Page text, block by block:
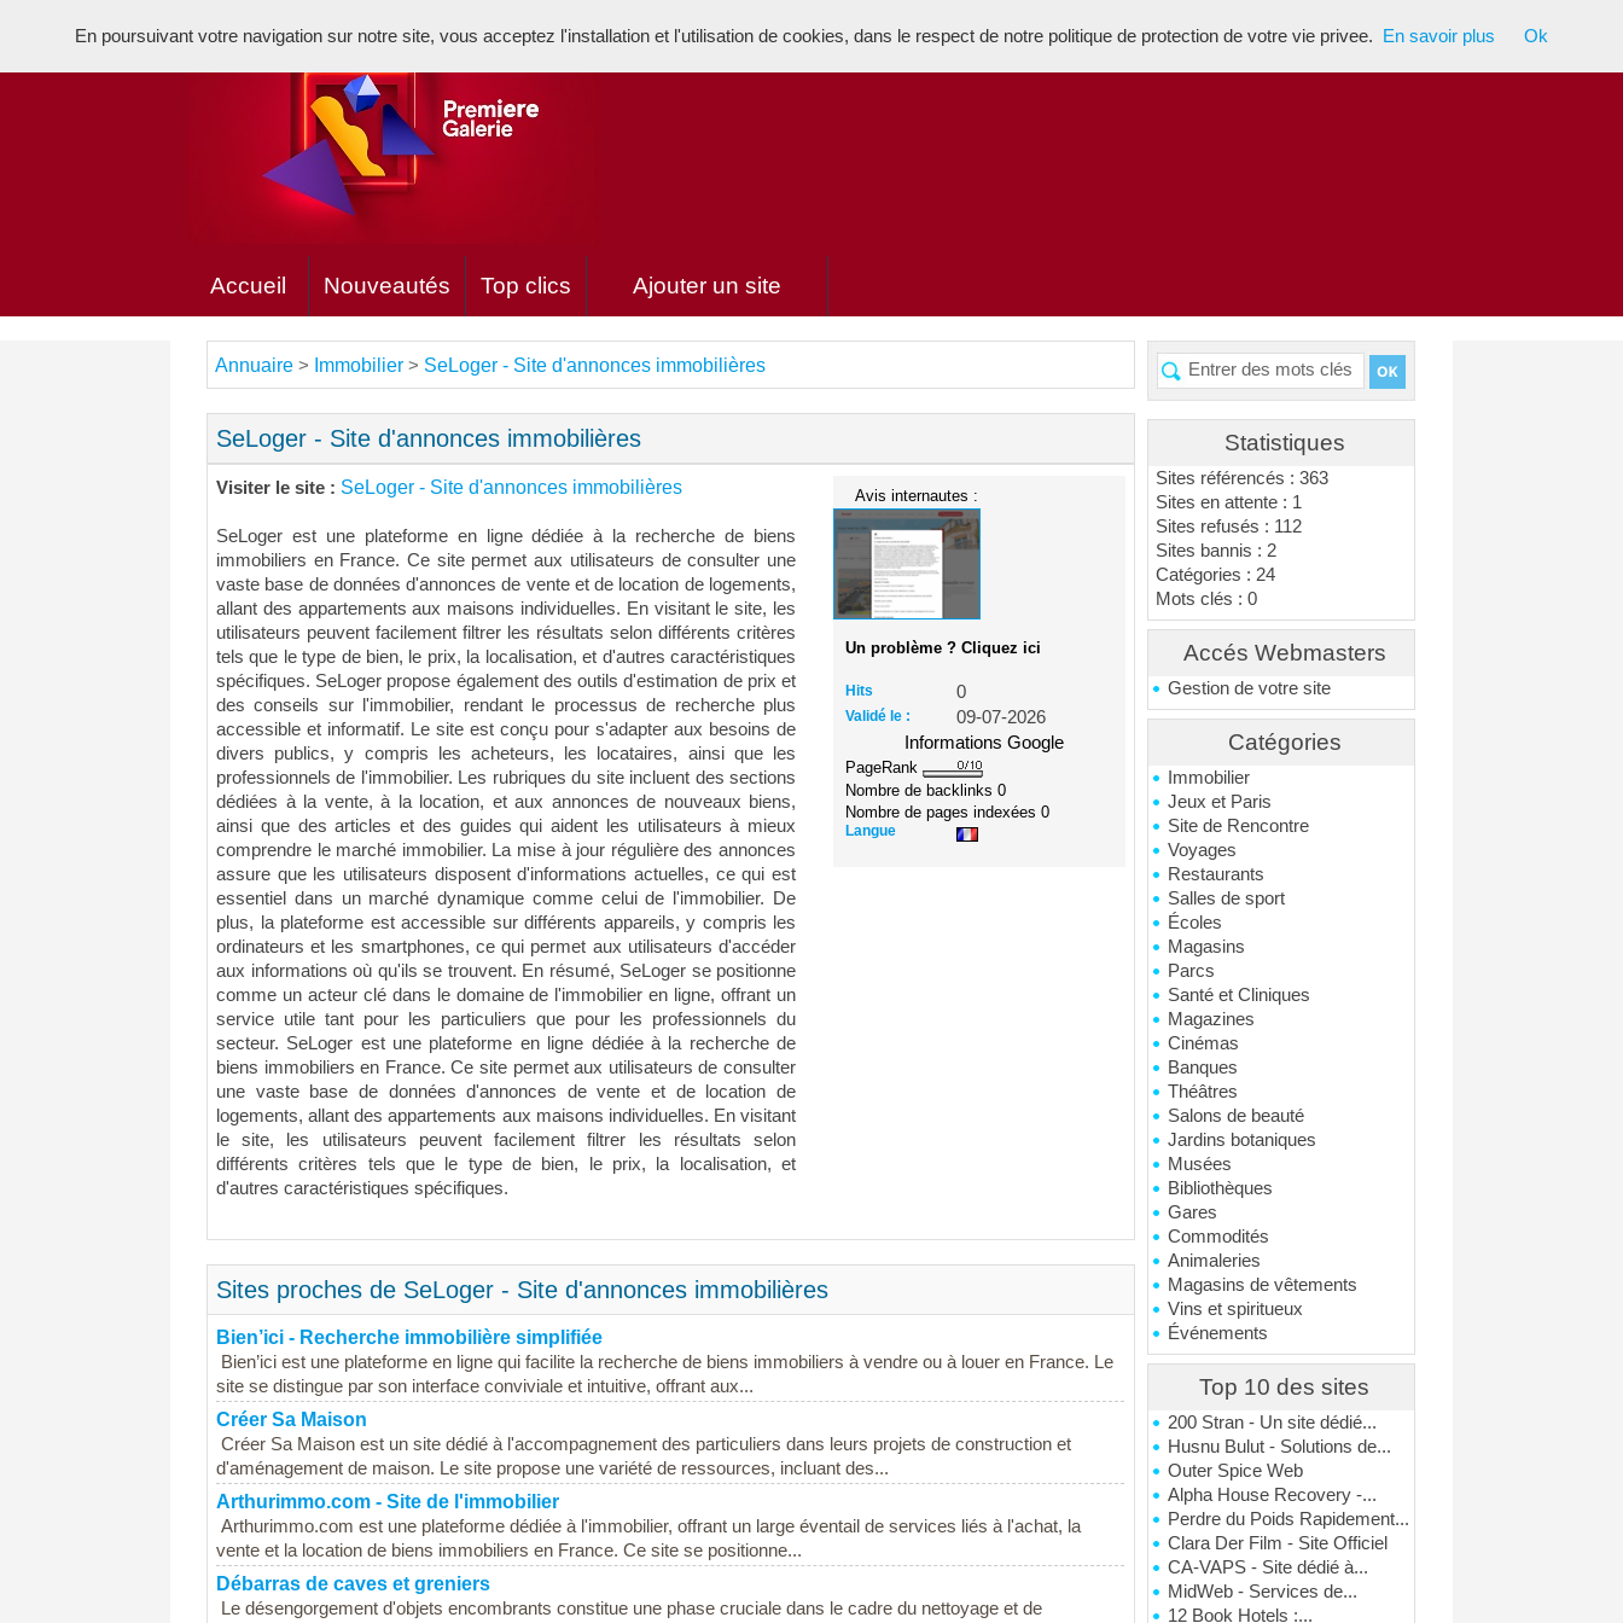
Accueil Nouveautés Top clics Ajouter un site
Statistiques
Sites référencés : 363
Sites en attente : 1
Sites refusés : 112
Sites bannis : 2
Catégories : 24
Mots clés : 0
Accés Webmasters
Gestion de votre site
Catégories
Immobilier
Jeux et Paris
Site de Rencontre
Voyages
Restaurants
Salles de sport
Écoles
Magasins
Parcs
Santé et Cliniques
Magazines
Cinémas
Banques
Théâtres
Salons de beauté
Jardins botaniques
Musées
Bibliothèques
Gares
Commodités
Animaleries
Magasins de vêtements
Vins et spiritueux
Événements
Top 10 des sites
200 Stran - Un site dédié...
Husnu Bulut - Solutions de...
Outer Spice Web
Alpha House Recovery -...
Perdre du Poids Rapidement...
Clara Der Film - Site Officiel
CA-VAPS - Site dédié à...
MidWeb - Services de...
12 Book Hotels :...
Annuaire > Immobilier > SeLoger - Site d'annonces immobilières
SeLoger - Site d'annonces immobilières
Visiter le site : SeLoger - Site d'annonces immobilières
SeLoger est une plateforme en ligne dédiée à la recherche de biens
immobiliers en France. Ce site permet aux utilisateurs de consulter une
vaste base de données d'annonces de vente et de location de logements,
allant des appartements aux maisons individuelles. En visitant le site, les
utilisateurs peuvent facilement filtrer les résultats selon différents critères
tels que le type de bien, le prix, la localisation, et d'autres caractéristiques
spécifiques. SeLoger propose également des outils d'estimation de prix et
des conseils sur l'immobilier, rendant le processus de recherche plus
accessible et informatif. Le site est conçu pour s'adapter aux besoins de
divers publics, y compris les acheteurs, les locataires, ainsi que les
professionnels de l'immobilier. Les rubriques du site incluent des sections
dédiées à la vente, à la location, et aux annonces de nouveaux biens,
ainsi que des articles et des guides qui aident les utilisateurs à mieux
comprendre le marché immobilier. La mise à jour régulière des annonces
assure que les utilisateurs disposent d'informations actuelles, ce qui est
essentiel dans un marché dynamique comme celui de l'immobilier. De
plus, la plateforme est accessible sur différents appareils, y compris les
ordinateurs et les smartphones, ce qui permet aux utilisateurs d'accéder
aux informations où qu'ils se trouvent. En résumé, SeLoger se positionne
comme un acteur clé dans le domaine de l'immobilier en ligne, offrant un
service utile tant pour les particuliers que pour les professionnels du
secteur. SeLoger est une plateforme en ligne dédiée à la recherche de
biens immobiliers en France. Ce site permet aux utilisateurs de consulter
une vaste base de données d'annonces de vente et de location de
logements, allant des appartements aux maisons individuelles. En visitant
le site, les utilisateurs peuvent facilement filtrer les résultats selon
différents critères tels que le type de bien, le prix, la localisation, et
d'autres caractéristiques spécifiques.
Avis internautes :
Un problème ? Cliquez ici
Hits 0
Validé le :
09-07-2026
Informations Google
PageRank
Nombre de backlinks0
Nombre de pages indexées0
Langue
Sites proches de SeLoger - Site d'annonces immobilières
Bien’ici - Recherche immobilière simplifiée
Bien’ici est une plateforme en ligne qui facilite la recherche de biens immobiliers à vendre ou à louer en France. Le
site se distingue par son interface conviviale et intuitive, offrant aux...
Créer Sa Maison
Créer Sa Maison est un site dédié à l'accompagnement des particuliers dans leurs projets de construction et
d'aménagement de maison. Le site propose une variété de ressources, incluant des...
Arthurimmo.com - Site de l'immobilier
Arthurimmo.com est une plateforme dédiée à l'immobilier, offrant un large éventail de services liés à l'achat, la
vente et la location de biens immobiliers en France. Ce site se positionne...
Débarras de caves et greniers
Le désengorgement d'objets encombrants constitue une phase cruciale dans le cadre du nettoyage et de
En poursuivant votre navigation sur notre site, vous acceptez l'installation et l'utilisation de cookies, dans le respect de notre politique de protection de votre vie privee. En savoir plus Ok